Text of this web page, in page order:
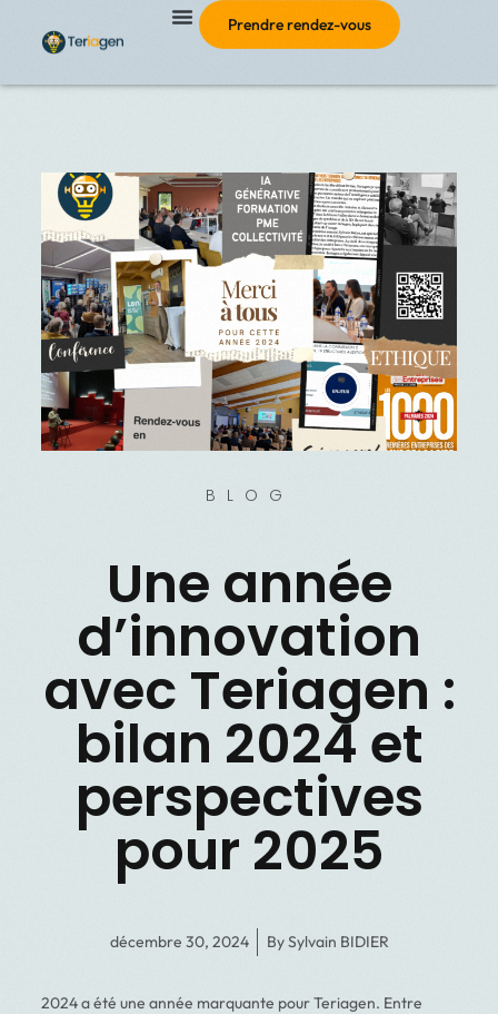
Prendre rendez-vous
BLOG
Une année
d’innovation
avec Teriagen :
bilan 2024 et
perspectives
pour 2025
décembre 30, 2024 BySylvain BIDIER
2024 a été une année marquante pour Teriagen. Entre